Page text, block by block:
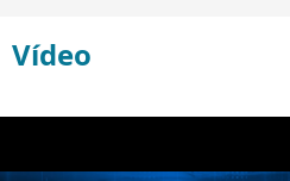
Vídeo